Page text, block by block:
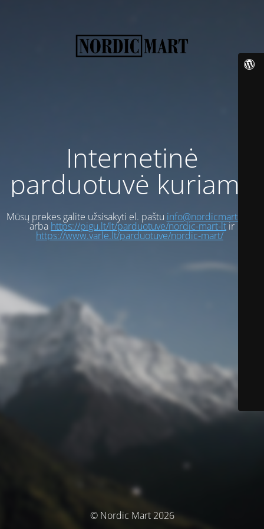
Internetinė
parduotuvė kuriama
Mūsų prekes galite užsisakyti el. paštu info@nordicmart.com
arba https://pigu.lt/lt/parduotuve/nordic-mart-ltir
https://www.varle.lt/parduotuve/nordic-mart/
© Nordic Mart 2026